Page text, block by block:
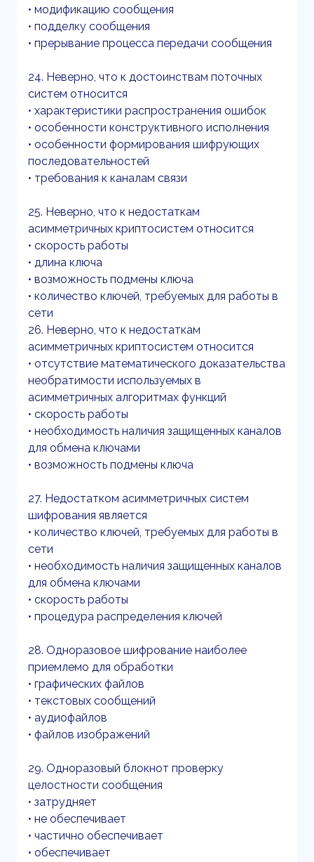
• модификацию сообщения
• подделку сообщения
• прерывание процесса передачи сообщения
24. Неверно, что к достоинствам поточных
систем относится
• характеристики распространения ошибок
• особенности конструктивного исполнения
• особенности формирования шифрующих
последовательностей
• требования к каналам связи
25. Неверно, что к недостаткам
асимметричных криптосистем относится
• скорость работы
• длина ключа
• возможность подмены ключа
• количество ключей, требуемых для работы в
сети
26. Неверно, что к недостаткам
асимметричных криптосистем относится
• отсутствие математического доказательства
необратимости используемых в
асимметричных алгоритмах функций
• скорость работы
• необходимость наличия защищенных каналов
для обмена ключами
• возможность подмены ключа
27. Недостатком асимметричных систем
шифрования является
• количество ключей, требуемых для работы в
сети
• необходимость наличия защищенных каналов
для обмена ключами
• скорость работы
• процедура распределения ключей
28. Одноразовое шифрование наиболее
приемлемо для обработки
• графических файлов
• текстовых сообщений
• аудиофайлов
• файлов изображений
29. Одноразовый блокнот проверку
целостности сообщения
• затрудняет
• не обеспечивает
• частично обеспечивает
• обеспечивает